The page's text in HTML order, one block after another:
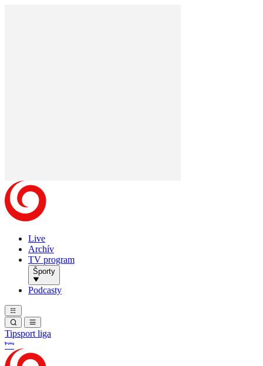
Live
Archív
TV program
Športy
Podcasty
Tipsport liga